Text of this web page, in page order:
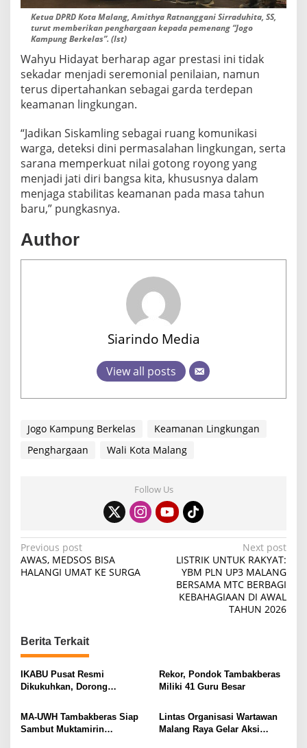
Ketua DPRD Kota Malang, Amithya Ratnanggani Sirraduhita, SS,
turut memberikan penghargaan kepada pemenang “Jogo
Kampung Berkelas”. (Ist)
Wahyu Hidayat berharap agar prestasi ini tidak
sekadar menjadi seremonial penilaian, namun
terus dipertahankan sebagai garda terdepan
keamanan lingkungan.
“Jadikan Siskamling sebagai ruang komunikasi
warga, deteksi dini permasalahan lingkungan, serta
sarana memperkuat nilai gotong royong yang
menjadi jati diri bangsa kita, khususnya dalam
menjaga stabilitas keamanan pada masa tahun
baru,” pungkasnya.
Author
Siarindo Media
View all posts
Jogo Kampung Berkelas
Keamanan Lingkungan
Penghargaan
Wali Kota Malang
Follow Us
P
o
a
v
i
a
Previous post
AWAS, MEDSOS BISA
HALANGI UMAT KE SURGA
Next post
LISTRIK UNTUK RAKYAT:
YBM PLN UP3 MALANG
BERSAMA MTC BERBAGI
KEBAHAGIAAN DI AWAL
TAHUN 2026
Berita Terkait
IKABU Pusat Resmi
Dikukuhkan, Dorong
Alumni
Rekor, Pondok Tambakberas
Miliki 41 Guru Besar
MA-UWH Tambakberas Siap
Sambut Muktamirin
Lintas Organisasi Wartawan
Malang Raya Gelar Aksi